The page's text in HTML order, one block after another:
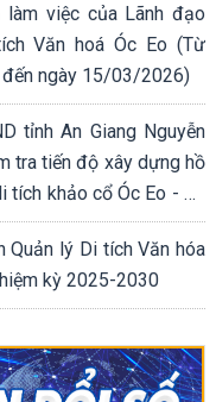
làm việc của Lãnh đạo
Văn hoá Óc Eo (Từ
ngày 15/03/2026)
tỉnh An Giang Nguyễn
tra tiến độ xây dựng hồ
tích khảo cổ Óc Eo - Ba
Quản lý Di tích Văn hóa
kỳ 2025-2030